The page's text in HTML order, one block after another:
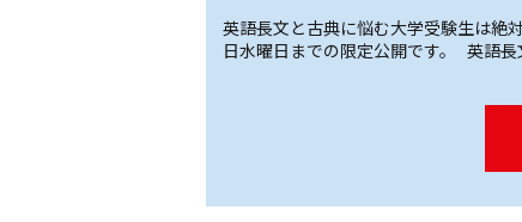
英語長文と古典に悩む大学受験生は絶
日水曜日までの限定公開です。 英語